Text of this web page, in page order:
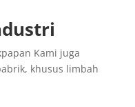
Kami juga
khusus limbah